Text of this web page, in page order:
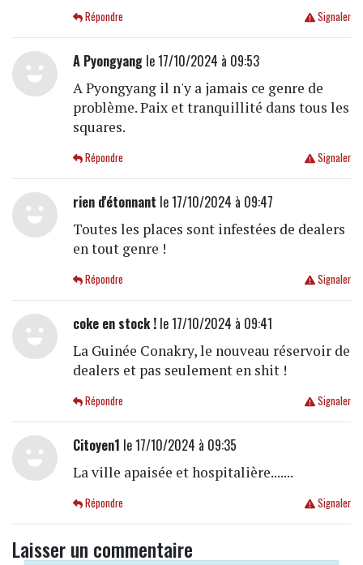
Signaler
Répondre
A Pyongyangle 17/10/2024 à 09:53
A Pyongyang il n'y a jamais ce genre de
problème. Paix et tranquillité dans tous les
squares.
Signaler
Répondre
rien d'étonnant le 17/10/2024 à 09:47
Toutes les places sont infestées de dealers
en tout genre !
Signaler
Répondre
coke en stock !le 17/10/2024 à 09:41
La Guinée Conakry, le nouveau réservoir de
dealers et pas seulement en shit !
Signaler
Répondre
Citoyen1 le 17/10/2024 à 09:35
La ville apaisée et hospitalière.......
Signaler
Répondre
Laisser un commentaire